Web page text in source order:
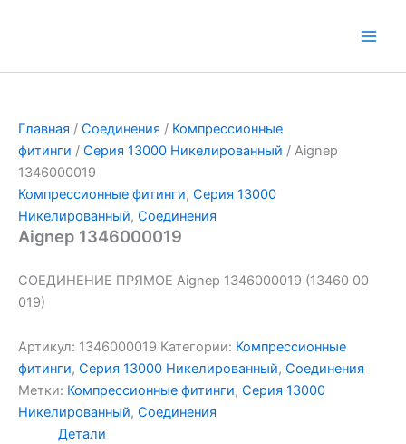
Главная / Соединения / Компрессионные
фитинги / Серия 13000 Никелированный / Aignep
1346000019
Компрессионные фитинги, Серия 13000
Никелированный, Соединения
Aignep 1346000019
СОЕДИНЕНИЕ ПРЯМОЕ Aignep 1346000019 (13460 00
019)
Артикул: 1346000019 Категории: Компрессионные
фитинги, Серия 13000 Никелированный, Соединения
Метки: Компрессионные фитинги, Серия 13000
Никелированный, Соединения
Детали